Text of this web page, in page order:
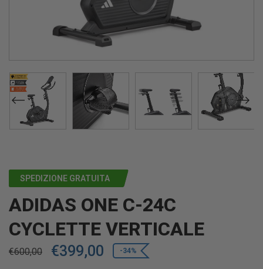
SPEDIZIONE GRATUITA
ADIDAS ONE C-24C
CYCLETTE VERTICALE
€600,00 €399,00 -34%